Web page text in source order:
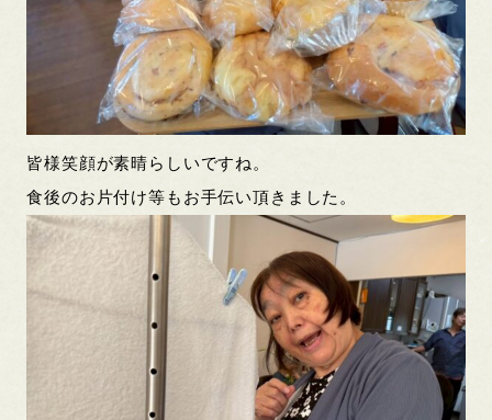
皆様笑顔が素晴らしいですね。
食後のお片付け等もお手伝い頂きました。